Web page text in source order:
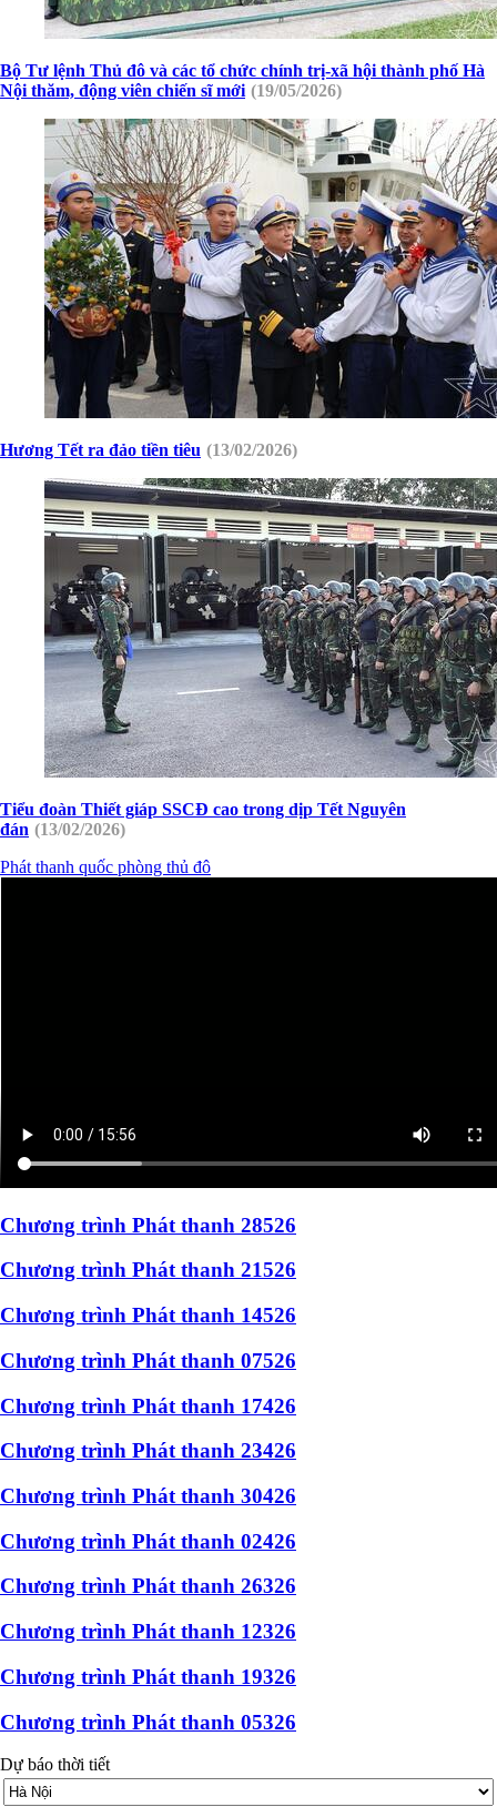
Bộ Tư lệnh Thủ đô và các tổ chức chính trị-xã hội thành phố Hà
Nội thăm, động viên chiến sĩ mới (19/05/2026)
Hương Tết ra đảo tiền tiêu (13/02/2026)
Tiểu đoàn Thiết giáp SSCĐ cao trong dịp Tết Nguyên
đán (13/02/2026)
Phát thanh quốc phòng thủ đô
Chương trình Phát thanh 28526
Chương trình Phát thanh 21526
Chương trình Phát thanh 14526
Chương trình Phát thanh 07526
Chương trình Phát thanh 17426
Chương trình Phát thanh 23426
Chương trình Phát thanh 30426
Chương trình Phát thanh 02426
Chương trình Phát thanh 26326
Chương trình Phát thanh 12326
Chương trình Phát thanh 19326
Chương trình Phát thanh 05326
Dự báo thời tiết